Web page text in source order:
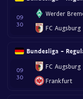
09
30
Werder
FC Augsburg
Bundesliga -
09
30
FC Augsburg
Frankfurt